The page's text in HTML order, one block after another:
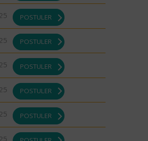
POSTULER
POSTULER
POSTULER
POSTULER
POSTULER